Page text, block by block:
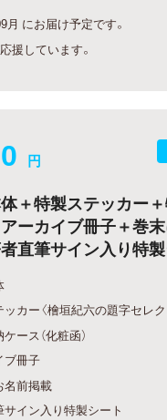
月 にお届け予定です。
援しています。
円
＋特製ステッカー
ーカイブ冊子＋巻
直筆サイン入り特
カー〈檜垣紀六の題字セレク
ース（化粧函）
ブ冊子
名前掲載
サイン入り特製シート